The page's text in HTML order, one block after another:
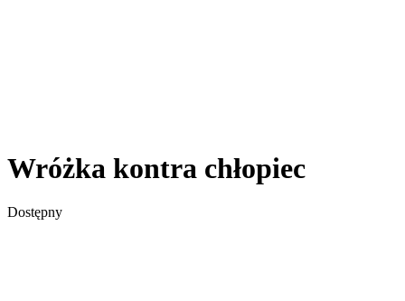
Wróżka kontra chłopiec
Dostępny